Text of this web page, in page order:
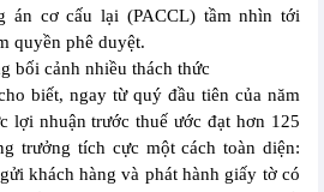
án cơ cấu lại (PACCL) tầm nhìn tới
quyền phê duyệt.
bối cảnh nhiều thách thức
biết, ngay từ quý đầu tiên của năm
lợi nhuận trước thuế ước đạt hơn 125
trưởng tích cực một cách toàn diện:
khách hàng và phát hành giấy tờ có